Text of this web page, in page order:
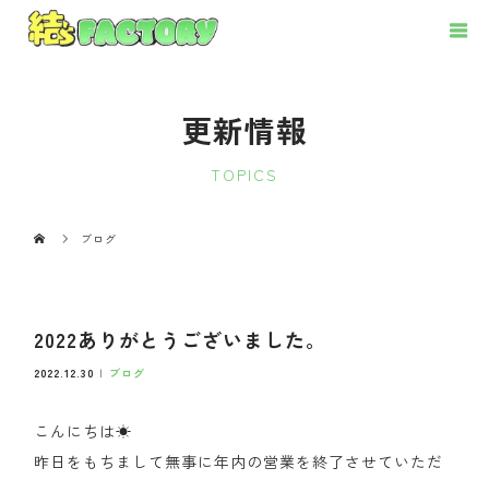
更新情報
TOPICS
ブログ
2022ありがとうございました。
2022.12.30 ブログ
こんにちは☀
昨日をもちまして無事に年内の営業を終了させていただ